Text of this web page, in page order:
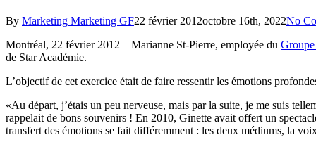
By Marketing Marketing GF22 février 2012octobre 16th, 2022No
Montréal, 22 février 2012 – Marianne St-Pierre, employée du
de Star Académie.
L’objectif de cet exercice était de faire ressentir les émotions
«Au départ, j’étais un peu nerveuse, mais par la suite, je me suis
rappelait de bons souvenirs ! En 2010, Ginette avait offert un
transfert des émotions se fait différemment : les deux médiums, la